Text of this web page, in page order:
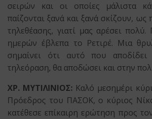
σειρών και οι οποίες μάλιστα
παίζονται ξανά και ξανά σκίζουν,
τηλεθέασης, γιατί μας αρέσει
ημερών έβλεπα το Ρετιρέ. Μια
σημαίνει ότι αυτό που αποδίδει
τηλεόραση, θα αποδώσει και στην
ΧΡ. ΜΥΤΙΛΙΝΙΟΣ: Καλό μεσημέρι
Πρόεδρος του ΠΑΣΟΚ, ο κύριος
κατέθεσε επίκαιρη ερώτηση προς